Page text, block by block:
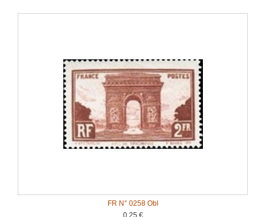
FR N° 0258 Obl
0,25 €